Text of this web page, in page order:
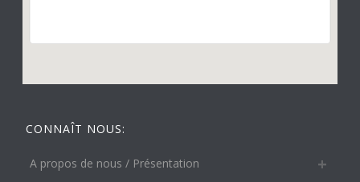
CONNAÎT NOUS:
A propos de nous / Présentation